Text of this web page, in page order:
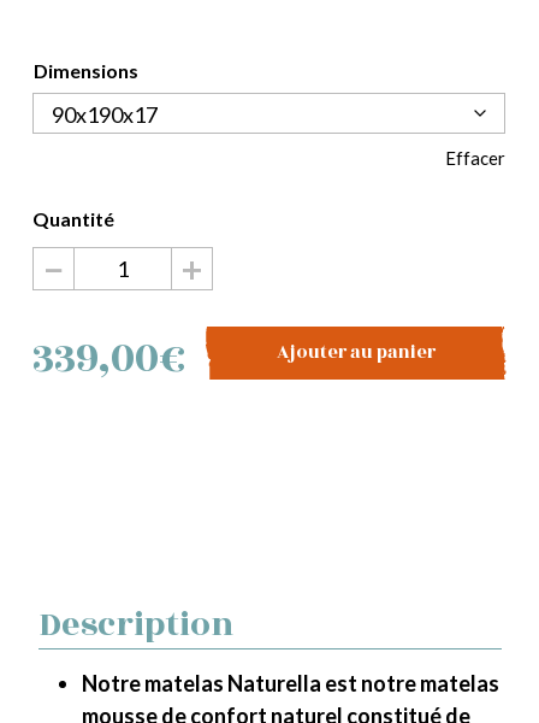
Dimensions
Effacer
quantité
de
Naturella
− +
339,00€ Ajouter au panier
Description
Notre matelas Naturella est notre matelas
mousse de confort naturel constitué de